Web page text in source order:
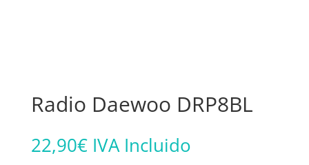
Radio Daewoo DRP8BL
22,90€ IVA Incluido